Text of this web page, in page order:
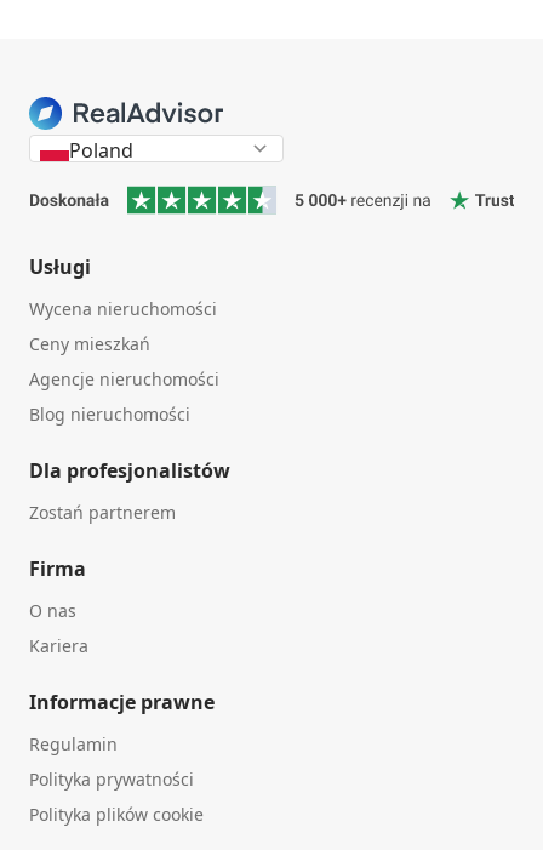
Poland
Usługi
Wycena nieruchomości
Ceny mieszkań
Agencje nieruchomości
Blog nieruchomości
Dla profesjonalistów
Zostań partnerem
Firma
O nas
Kariera
Informacje prawne
Regulamin
Polityka prywatności
Polityka plików cookie